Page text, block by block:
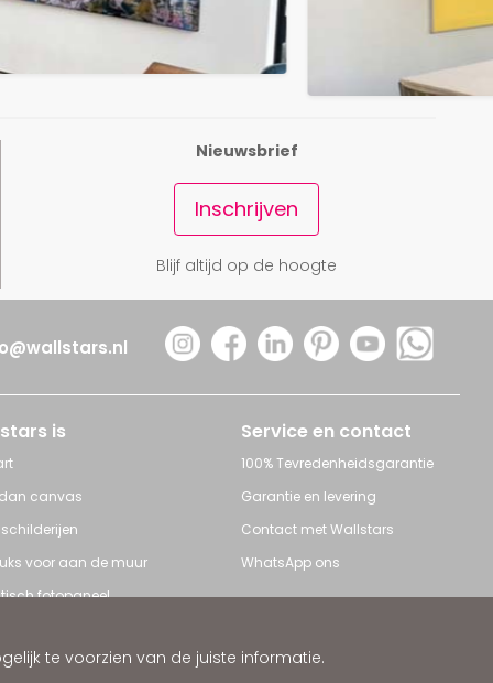
te voorzien van de juiste informatie.
Nieuwsbrief
Inschrijven
Blijf altijd op de hoogte
is
canvas
voor aan de muur
fotopaneel
Service en contact
100% Tevredenheidsgarantie
Garantie en levering
Contact met Wallstars
WhatsApp ons